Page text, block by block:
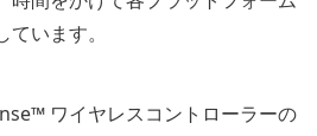
います。
ワイヤレスコントローラーの